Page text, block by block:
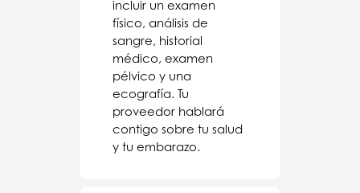
incluir un examen
físico, análisis de
sangre, historial
médico, examen
pélvico y una
ecografía. Tu
proveedor hablará
contigo sobre tu salud
y tu embarazo.